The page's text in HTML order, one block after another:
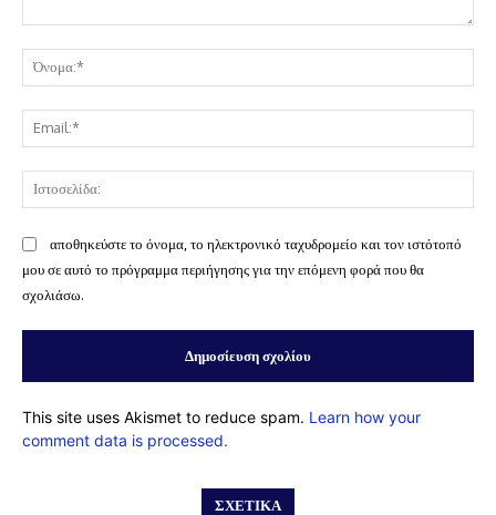
αποθηκεύστε το όνομα, το ηλεκτρονικό ταχυδρομείο και τον ιστότοπό
μου σε αυτό το πρόγραμμα περιήγησης για την επόμενη φορά που θα
σχολιάσω.
This site uses Akismet to reduce spam. Learn how your
comment data is processed.
ΣΧΕΤΙΚΆ